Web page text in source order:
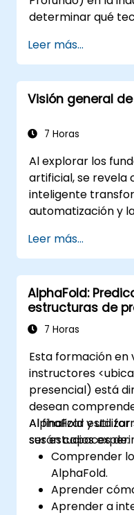
determinar qué
automóvil: desde
reconocimiento
de decisiones
Leer más...
Visión general
7 Horas
Al explorar los
artificial, se revela
inteligente
automatización y
examinan
abarcan la
resolución de
conocimiento,
incertidumbre y
automático, junto
ejecutivos y
oportunidades de
por la IA, analizar
tecnología e
inteligentes que
empresarial.
Leer más...
AlphaFold:
estructuras de
IA
7 Horas
Esta formación
instructores
presencial) está
desean
AlphaFold y
sus estudios
Al finalizar esta
serán capaces de:
Comprender
AlphaFold.
Aprender
Aprender a